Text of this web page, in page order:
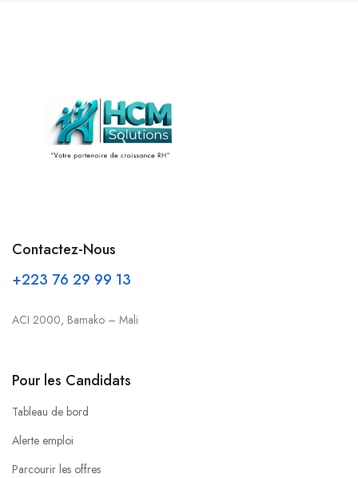
Contactez-Nous
+223 76 29 99 13
ACI 2000, Bamako – Mali
Pour les Candidats
Tableau de bord
Alerte emploi
Parcourir les offres